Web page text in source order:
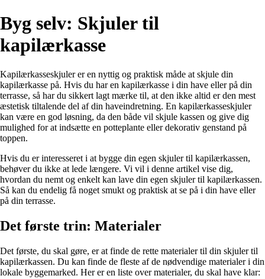
Byg selv: Skjuler til
kapilærkasse
Kapilærkasseskjuler er en nyttig og praktisk måde at skjule din
kapilærkasse på. Hvis du har en kapilærkasse i din have eller på din
terrasse, så har du sikkert lagt mærke til, at den ikke altid er den mest
æstetisk tiltalende del af din haveindretning. En kapilærkasseskjuler
kan være en god løsning, da den både vil skjule kassen og give dig
mulighed for at indsætte en potteplante eller dekorativ genstand på
toppen.
Hvis du er interesseret i at bygge din egen skjuler til kapilærkassen,
behøver du ikke at lede længere. Vi vil i denne artikel vise dig,
hvordan du nemt og enkelt kan lave din egen skjuler til kapilærkassen.
Så kan du endelig få noget smukt og praktisk at se på i din have eller
på din terrasse.
Det første trin: Materialer
Det første, du skal gøre, er at finde de rette materialer til din skjuler til
kapilærkassen. Du kan finde de fleste af de nødvendige materialer i din
lokale byggemarked. Her er en liste over materialer, du skal have klar: